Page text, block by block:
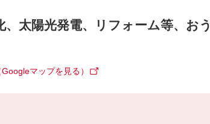
太陽光発電、リフォーム等、おう
マップを見る）